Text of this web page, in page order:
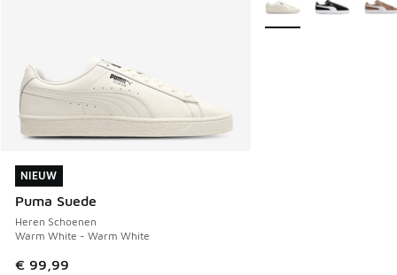
NIEUW
Puma Suede
Heren Schoenen
Warm White - Warm White
€ 99,99
NIEUW